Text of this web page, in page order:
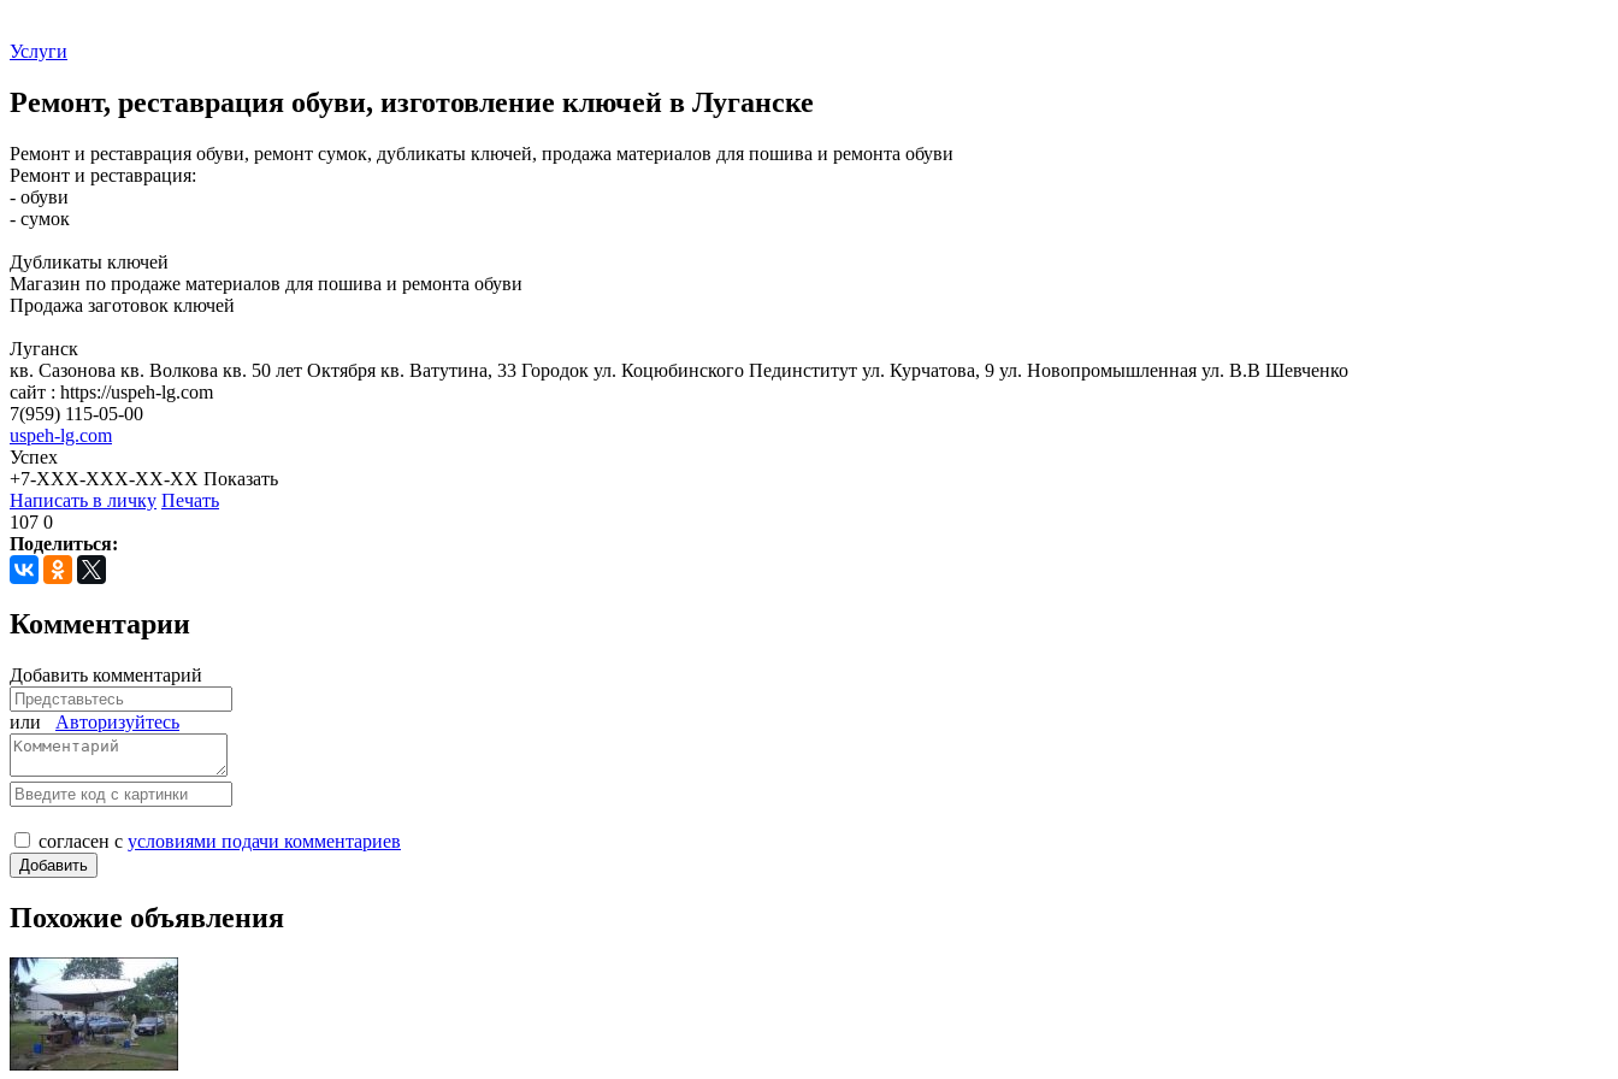
Услуги
Ремонт, реставрация обуви, изготовление ключей в Луганске
Ремонт и реставрация обуви, ремонт сумок, дубликаты ключей, продажа материалов для пошива и ремонта обуви
Ремонт и реставрация:
- обуви
- сумок
Дубликаты ключей
Магазин по продаже материалов для пошива и ремонта обуви
Продажа заготовок ключей
Луганск
кв. Сазонова кв. Волкова кв. 50 лет Октября кв. Ватутина, 33 Городок ул. Коцюбинского Пединститут ул. Курчатова, 9 ул. Новопромышленная ул. В.В Шевченко
сайт : https://uspeh-lg.com
7(959) 115-05-00
uspeh-lg.com
Успех
+7-XXX-XXX-XX-XX Показать
Написать в личку Печать
107 0
Поделиться:
Комментарии
Добавить комментарий
или Авторизуйтесь
согласен с условиями подачи комментариев
Похожие объявления